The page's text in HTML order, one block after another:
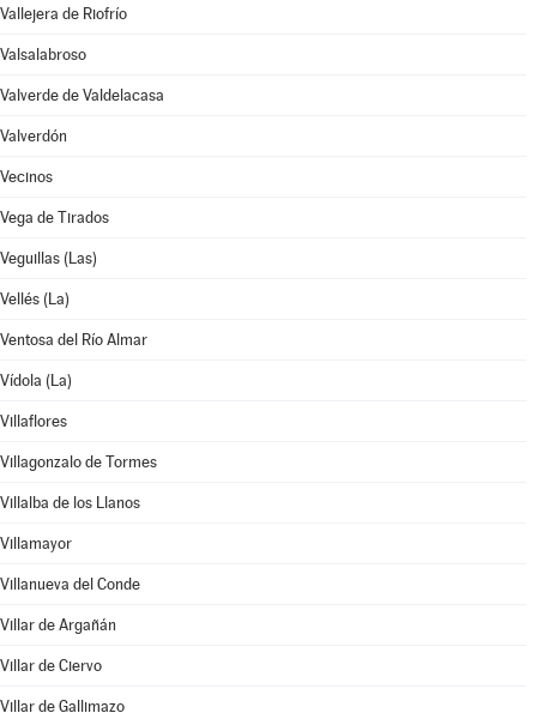
Vallejera de Riofrío
Valsalabroso
Valverde de Valdelacasa
Valverdón
Vecinos
Vega de Tirados
Veguillas (Las)
Vellés (La)
Ventosa del Río Almar
Vídola (La)
Villaflores
Villagonzalo de Tormes
Villalba de los Llanos
Villamayor
Villanueva del Conde
Villar de Argañán
Villar de Ciervo
Villar de Gallimazo